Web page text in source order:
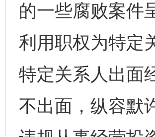
的一些腐败案件
利用职权为特定
特定关系人出面
不出面，纵容默